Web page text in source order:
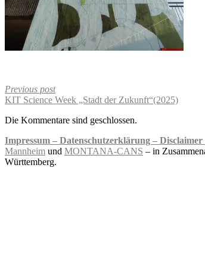
Previous post
KIT Science Week „Stadt der Zukunft“(2025)
Die Kommentare sind geschlossen.
Impressum – Datenschutzerklärung – Disclaimer
Mannheim und MONTANA-CANS – in
Württemberg.